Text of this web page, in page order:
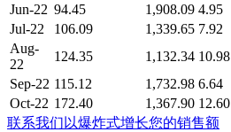
Jun-22 94.45 1,908.09 4.95
Jul-22
106.09 1,339.65 7.92
Aug-
22
124.35 1,132.34 10.98
Sep-22 115.12 1,732.98 6.64
Oct-22 172.40 1,367.90 12.60
联系我们以爆炸式增长您的销售额